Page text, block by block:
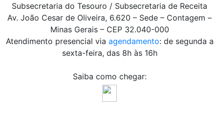
Subsecretaria do Tesouro / Subsecretaria de Receita
Av. João Cesar de Oliveira, 6.620 – Sede – Contagem –
Minas Gerais – CEP 32.040-000
Atendimento presencial via agendamento: de segunda a
sexta-feira, das 8h às 16h
Saiba como chegar: